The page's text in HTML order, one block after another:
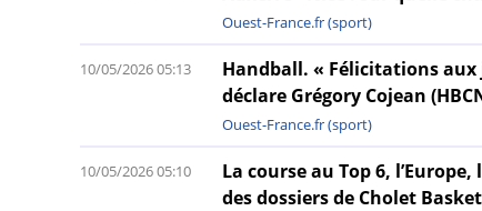
Ouest-France.fr (sport)
Handball. « Félicitations
déclare Grégory Cojean
10/05/2026 05:13
Ouest-France.fr (sport)
La course au Top 6,
des dossiers de Cholet Basket
10/05/2026 05:10